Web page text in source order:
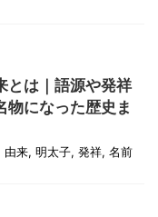
とは｜語源や発祥
物になった歴史ま
由来, 明太子, 発祥, 名前